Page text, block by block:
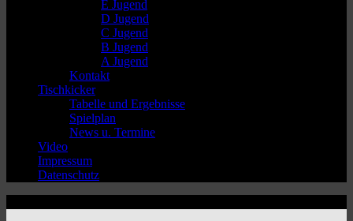
E Jugend
D Jugend
C Jugend
B Jugend
A Jugend
Kontakt
Tischkicker
Tabelle und Ergebnisse
Spielplan
News u. Termine
Video
Impressum
Datenschutz